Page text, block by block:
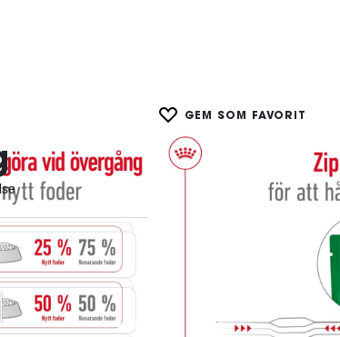
GEM SOM FAVORIT
der er specielt
dens voksenliv.
10 måneder gamle.